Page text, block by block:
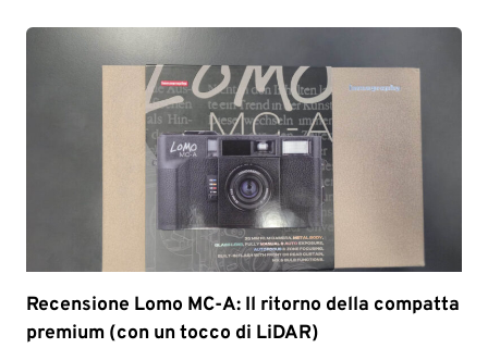
Recensione Lomo MC-A: Il ritorno della compatta
premium (con un tocco di LiDAR)